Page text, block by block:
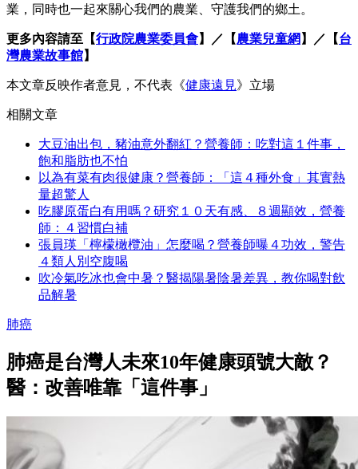
業，同時也一起來關心我們的農業、守護我們的鄉土。
更多內容請至【行政院農業委員會】／【農業兒童網 】／【台
灣農業故事館】
本文章反映作者意見，不代表《健康遠見》立場
相關文章
大豆油出包，豬油意外翻紅？營養師：吃對這１件事，
飽和脂肪也不怕
以為有菜有肉很健康？營養師：「這４種外食」其實熱
量超驚人
吃膠原蛋白有用嗎？研究１０天有感、８週顯效，營養
師：４習慣白補
張員瑛「檸檬橄欖油」怎麼喝？營養師曝４功效，警告
４類人別空腹喝
吹冷氣吃冰也會中暑？醫揭陽暑陰暑差異，教你喝對飲
品解暑
肺癌
肺癌是台灣人未來10年健康頭號大敵？
醫：改善唯靠「這件事」